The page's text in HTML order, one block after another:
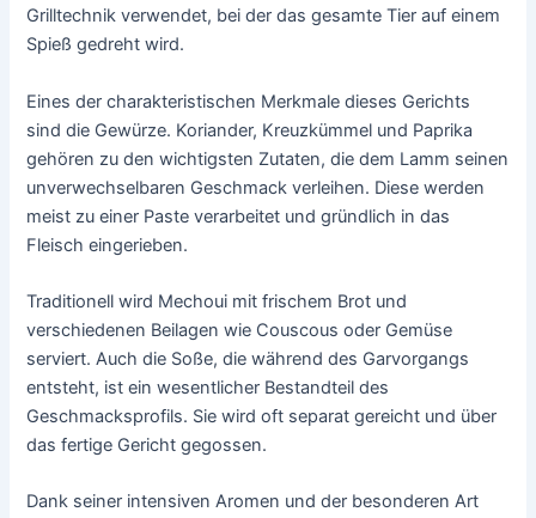
Grilltechnik verwendet, bei der das gesamte Tier auf einem
Spieß gedreht wird.
Eines der charakteristischen Merkmale dieses Gerichts
sind die Gewürze. Koriander, Kreuzkümmel und Paprika
gehören zu den wichtigsten Zutaten, die dem Lamm seinen
unverwechselbaren Geschmack verleihen. Diese werden
meist zu einer Paste verarbeitet und gründlich in das
Fleisch eingerieben.
Traditionell wird Mechoui mit frischem Brot und
verschiedenen Beilagen wie Couscous oder Gemüse
serviert. Auch die Soße, die während des Garvorgangs
entsteht, ist ein wesentlicher Bestandteil des
Geschmacksprofils. Sie wird oft separat gereicht und über
das fertige Gericht gegossen.
Dank seiner intensiven Aromen und der besonderen Art